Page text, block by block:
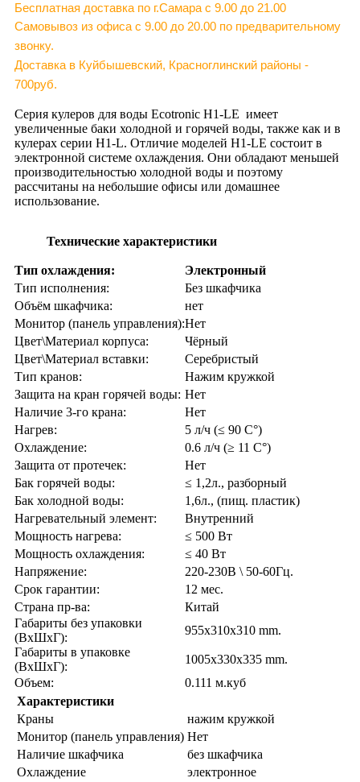
Бесплатная доставка по г.Самара c 9.00 до 21.00
Самовывоз из офиса с 9.00 до 20.00 по предварительному
звонку.
Доставка в Куйбышевский, Красноглинский районы -
700руб.
Серия кулеров для воды Ecotronic H1-LE имеет
увеличенные баки холодной и горячей воды, также как и в
кулерах серии H1-L. Отличие моделей H1-LE состоит в
электронной системе охлаждения. Они обладают меньшей
производительностью холодной воды и поэтому
рассчитаны на небольшие офисы или домашнее
использование.
Технические характеристики
Тип охлаждения:
Электронный
Тип исполнения:
Без шкафчика
Объём шкафчика:
нет
Монитор (панель управления):Нет
Цвет\Материал корпуса:
Чёрный
Цвет\Материал вставки:
Серебристый
Тип кранов:
Нажим кружкой
Защита на кран горячей воды: Нет
Наличие 3-го крана:
Нет
Нагрев:
5 л/ч (≤ 90 C°)
Охлаждение:
0.6 л/ч (≥ 11 C°)
Защита от протечек:
Нет
Бак горячей воды:
≤ 1,2л., разборный
Бак холодной воды:
1,6л., (пищ. пластик)
Нагревательный элемент:
Внутренний
Мощность нагрева:
≤ 500 Вт
Мощность охлаждения:
≤ 40 Вт
Напряжение:
220-230В \ 50-60Гц.
Срок гарантии:
12 мес.
Страна пр-ва:
Китай
Габариты без упаковки
(ВxШxГ):
955x310x310 mm.
Габариты в упаковке
(ВxШxГ):
1005x330x335 mm.
Объем:
0.111 м.куб
Характеристики
Краны
нажим кружкой
Монитор (панель управления) Нет
Наличие шкафчика
без шкафчика
Охлаждение
электронное